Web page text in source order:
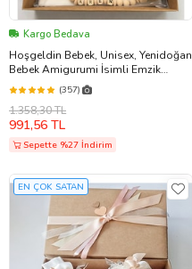
Kargo Bedava
Hoşgeldin Bebek, Unisex, Yenidoğan
Bebek Amigurumi İsimli Emzik
Askısı Hediye Seti
(357)
1.358,30 TL
991,56 TL
Sepette %27 İndirim
EN ÇOK SATAN